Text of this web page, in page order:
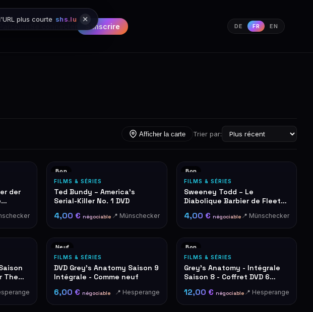
S'inscrire DE FR EN
plus courte shs.lu
Afficher la carte Trier par:
der
Bon
FILMS & SÉRIES
Ted Bundy – America's
Serial-Killer No. 1 DVD
4,00 € négociable 📍 Münschecker
Bon
FILMS & SÉRIES
Sweeney Todd – Le
Diabolique Barbier de Fleet
4,00 € négociable 📍 Münschecker
The
Neuf
FILMS & SÉRIES
DVD Grey's Anatomy Saison 9
Intégrale - Comme neuf
6,00 € négociable 📍 Hesperange
Bon
FILMS & SÉRIES
Grey's Anatomy - Intégrale
Saison 8 - Coffret DVD 6
12,00 € négociable 📍 Hesperange